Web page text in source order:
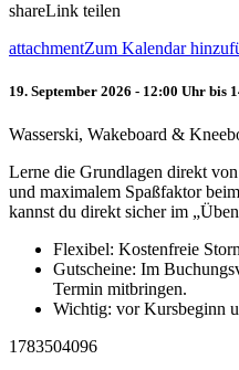
shareLink teilen
attachmentZum Kalendar
19. September 2026 - 12:00 Uhr bis
Wasserski, Wakeboard &
Lerne die Grundlagen direkt
und maximalem Spaßfaktor
kannst du direkt sicher im
Flexibel: Kostenfreie
Gutscheine: Im
Termin mitbringen.
Wichtig: vor Kursbeginn
1783504096